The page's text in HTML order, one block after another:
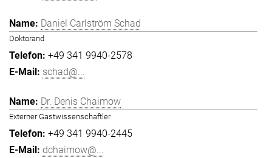
Daniel Carlström Schad
Doktorand
+49 341 9940-2578
schad@...
Dr. Denis Chaimow
Externer Gastwissenschaftler
+49 341 9940-2445
dchaimow@...